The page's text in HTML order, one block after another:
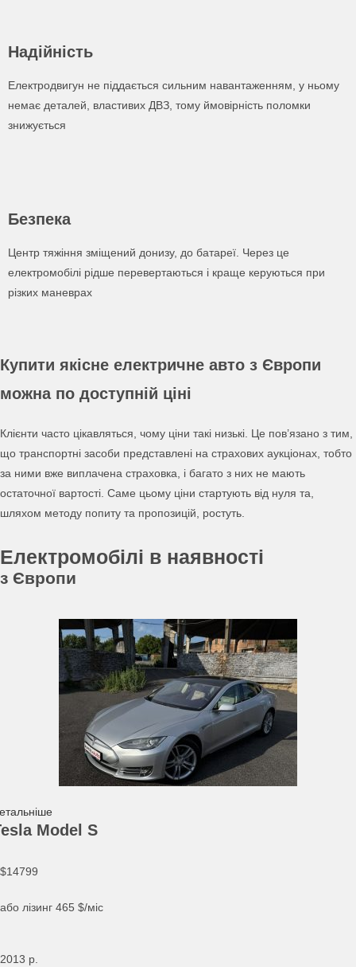
Надійність
Електродвигун не піддається сильним навантаженням, у ньому
немає деталей, властивих ДВЗ, тому ймовірність поломки
знижується
Безпека
Центр тяжіння зміщений донизу, до батареї. Через це
електромобілі рідше перевертаються і краще керуються при
різких маневрах
Купити якісне електричне авто з Європи
можна по доступній ціні
Клієнти часто цікавляться, чому ціни такі низькі. Це пов’язано з тим,
що транспортні засоби представлені на страхових аукціонах, тобто
за ними вже виплачена страховка, і багато з них не мають
остаточної вартості. Саме цьому ціни стартують від нуля та,
шляхом методу попиту та пропозицій, ростуть.
Електромобілі в наявності
з Європи
Model S
$14799
або лізинг 465 $/міс
2013 р.